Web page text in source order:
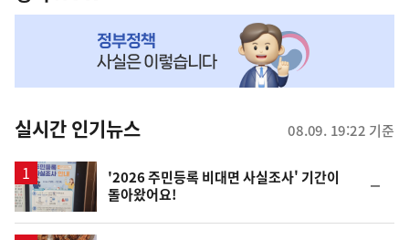
NOW,
뉴
스
실시간 인기뉴스 08.09. 19:22 기준
'2026 주민등록 비대면 사실조사' 기간이
돌아왔어요!
일